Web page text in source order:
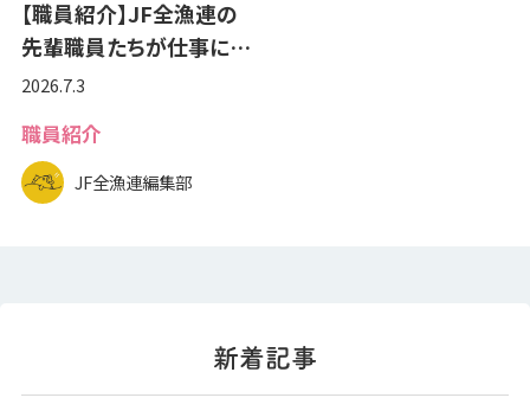
【職員紹介】JF全漁連の
先輩職員たちが仕事に…
2026.7.3
職員紹介
JF全漁連編集部